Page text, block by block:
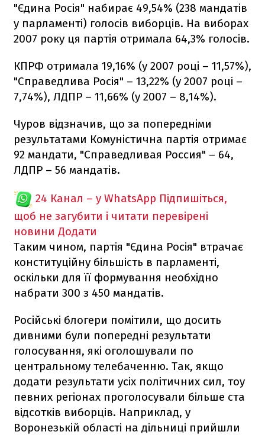
"Єдина Росія" набирає 49,54% (238 мандатів
у парламенті) голосів виборців. На виборах
2007 року ця партія отримала 64,3% голосів.
КПРФ отримала 19,16% (у 2007 році – 11,57%),
"Справедлива Росія" – 13,22% (у 2007 році –
7,74%), ЛДПР – 11,66% (у 2007 – 8,14%).
Чуров відзначив, що за попередніми
результатами Комуністична партія отримає
92 мандати, "Справедливая Россия" – 64,
ЛДПР – 56 мандатів.
24 Канал – у WhatsApp Підпишіться,
щоб не загубити і читати перевірені
новини Додати
Таким чином, партія "Єдина Росія" втрачає
конституційну більшість в парламенті,
оскільки для її формування необхідно
набрати 300 з 450 мандатів.
Російські блогери помітили, що досить
дивними були попередні результати
голосування, які оголошували по
центральному телебаченню. Так, якщо
додати результати усіх політичних сил, тоу
певних регіонах проголосували більше ста
відсотків виборців. Наприклад, у
Воронезькій області на дільниці прийшли